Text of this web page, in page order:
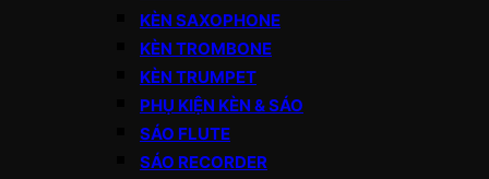
KÈN SAXOPHONE
KÈN TROMBONE
KÈN TRUMPET
PHỤ KIỆN KÈN & SÁO
SÁO FLUTE
SÁO RECORDER